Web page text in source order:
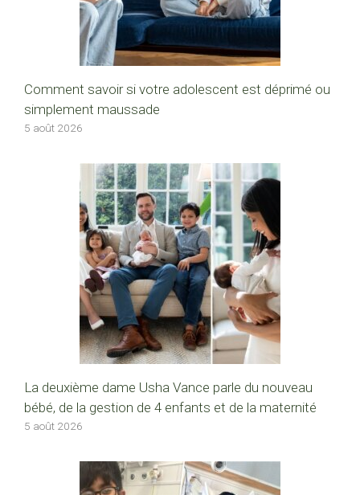
Comment savoir si votre adolescent est déprimé ou
simplement maussade
5 août 2026
La deuxième dame Usha Vance parle du nouveau
bébé, de la gestion de 4 enfants et de la maternité
5 août 2026